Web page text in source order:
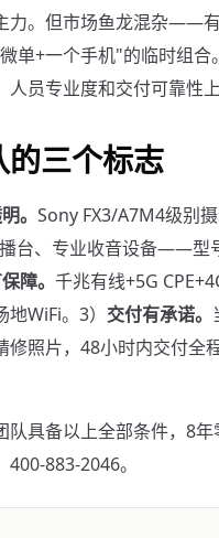
力。但市场鱼龙混杂——
单+一个手机"的临时组合
员专业度和交付可靠性上
的三个标志
。 Sony FX3/A7M4级别摄
台、专业收音设备——型
障。 千兆有线+5G
WiFi。3） 交付有承诺。
修照片，48小时内交付全
队具备以上全部条件，8年
883-2046。